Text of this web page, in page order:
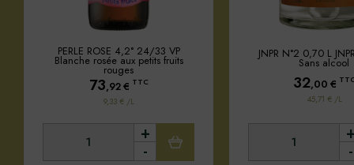
PERLE ROSE 4,2° 24/33 VP
Blanche rosée aux petits fruits
rouges
73,92€ TTC
9,33 € /L
-
+
JNPR N°2 0,70 L
Sans alcool
32,00 €
45,71 € /L
-